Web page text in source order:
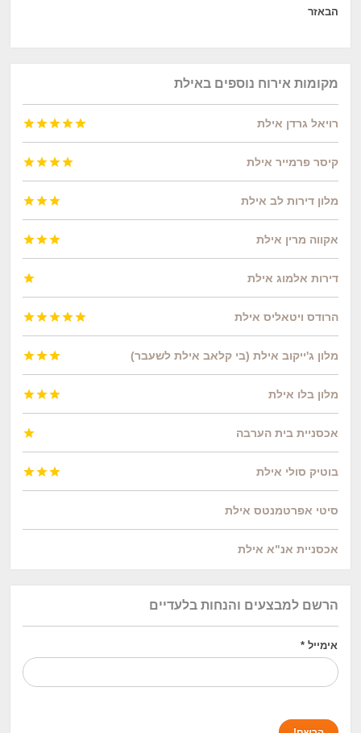
הרשם למבצעים והנחות בלעדיים
אימייל*
מקומות אירוח נוספים באילת
רויאל גרדן אילת 




קיסר פרמייר אילת 



מלון דירות לב אילת 


אקווה מרין אילת 


דירות אלמוג אילת 
הרודס ויטאליס אילת 




מלון ג'ייקוב אילת (בי קלאב אילת לשעבר) 


מלון בלו אילת 


אכסניית בית הערבה 
בוטיק סולי אילת 


סיטי אפרטמנטס אילת
אכסניית אנ"א אילת
הבאזר